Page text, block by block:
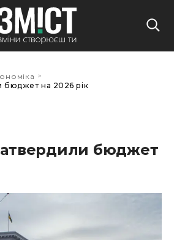
>
бюджет на 2026 рік
бюджет